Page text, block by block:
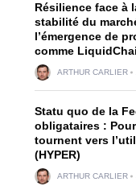
Résilience face à
stabilité du
l’émergence de
comme
ARTHUR CARLIER
Statu quo de la
obligataires :
tournent vers
(HYPER)
ARTHUR CARLIER